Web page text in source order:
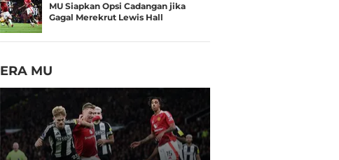
MU Siapkan Opsi Cadangan jika
Gagal Merekrut Lewis Hall
ERA MU